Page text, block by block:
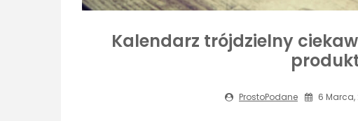
Kalendarz trójdzielny
ProstoPodane 6 Marca,